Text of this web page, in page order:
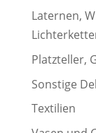
Laternen,
Platzteller,
Sonstige
Textilien